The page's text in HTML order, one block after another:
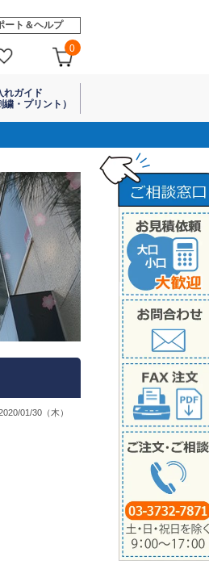
ート＆ヘルプ
0
れガイド
繍・プリント）
01/30（木）